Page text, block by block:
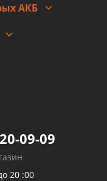
АКБ
авто
и турбин
09-09
20 :00